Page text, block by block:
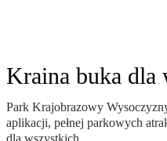
Kraina buka dla
Park Krajobrazowy
aplikacji, pełnej parkowych
dla wszystkich